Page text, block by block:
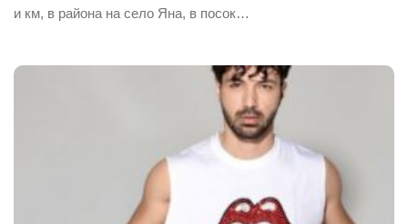
и км, в района на село Яна, в посок…